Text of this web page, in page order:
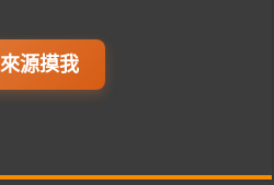
來源摸我